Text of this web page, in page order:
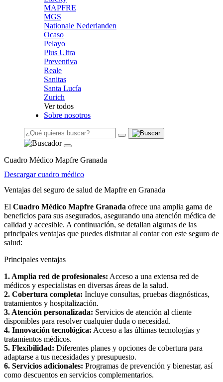
MAPFRE
MGS
Nationale Nederlanden
Ocaso
Pelayo
Plus Ultra
Preventiva
Reale
Sanitas
Santa Lucía
Zurich
Ver todos
Sobre nosotros
Cuadro Médico Mapfre Granada
Descargar cuadro médico
Ventajas del seguro de salud de Mapfre en Granada
El Cuadro Médico Mapfre Granada ofrece una amplia gama de
beneficios para sus asegurados, asegurando una atención médica de
calidad y accesible. A continuación, se detallan algunas de las
principales ventajas que puedes disfrutar al contar con este seguro de
salud:
Principales ventajas
1. Amplia red de profesionales: Acceso a una extensa red de
médicos y especialistas en diversas áreas de la salud.
2. Cobertura completa: Incluye consultas, pruebas diagnósticas,
tratamientos y hospitalización.
3. Atención personalizada: Servicios de atención al cliente
disponibles para resolver cualquier duda o necesidad.
4. Innovación tecnológica: Acceso a las últimas tecnologías y
tratamientos médicos.
5. Flexibilidad: Diferentes planes y opciones de cobertura para
adaptarse a tus necesidades y presupuesto.
6. Servicios adicionales: Programas de prevención y bienestar, así
como descuentos en servicios complementarios.